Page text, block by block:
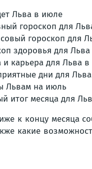
Льва в июле
гороскоп для
гороскоп для
здоровья для
и карьера для Льва
дни для
Львам на июль
итог месяца для
к концу месяца
какие